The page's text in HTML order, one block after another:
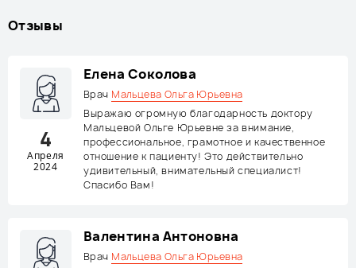
Отзывы
4
Апреля
2024
Елена Соколова
Врач Мальцева Ольга Юрьевна
Выражаю огромную благодарность доктору
Мальцевой Ольге Юрьевне за внимание,
профессиональное, грамотное и качественное
отношение к пациенту! Это действительно
удивительный, внимательный специалист!
Спасибо Вам!
Валентина Антоновна
Врач Мальцева Ольга Юрьевна